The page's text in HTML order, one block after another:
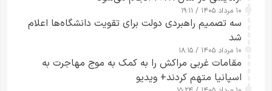
۱۰ مرداد ۱۴۰۵ / ۱۹:۱۱
سه تصمیم راهبردی دولت برای تقویت دانشگاه‌ها اعلام
شد
۱۰ مرداد ۱۴۰۵ / ۱۸:۱۵
مقامات غربی مراکش را به کمک به موج مهاجرت به
اسپانیا متهم کردند+ ویدیو